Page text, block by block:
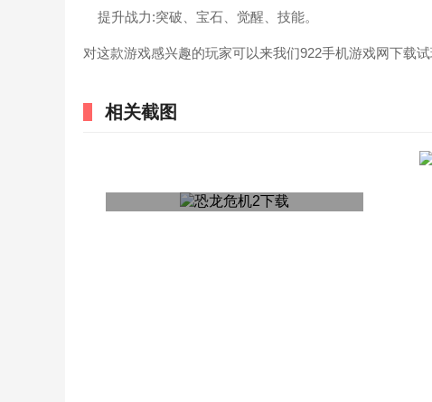
提升战力:突破、宝石、觉醒、技能。
对这款游戏感兴趣的玩家可以来我们922手机游戏网下载试
相关截图